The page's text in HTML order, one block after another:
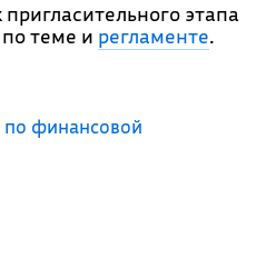
этапа
теме и регламенте.
финансовой